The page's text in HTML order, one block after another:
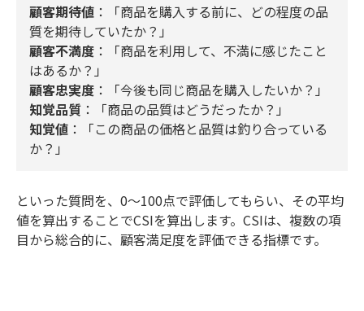
顧客期待値 ：「商品を購入する前に、どの程度の品
質を期待していたか？」
顧客不満度 ：「商品を利用して、不満に感じたこと
はあるか？」
顧客忠実度 ：「今後も同じ商品を購入したいか？」
知覚品質 ：「商品の品質はどうだったか？」
知覚値 ：「この商品の価格と品質は釣り合っている
か？」
といった質問を、0～100点で評価してもらい、その平均
値を算出することでCSIを算出します。CSIは、複数の項
目から総合的に、顧客満足度を評価できる指標です。